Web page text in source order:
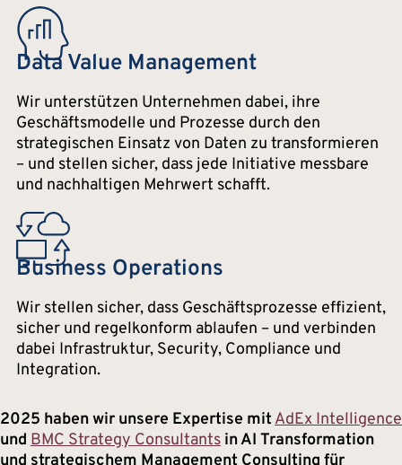
Data Value Management
Wir unterstützen Unternehmen dabei, ihre
Geschäftsmodelle und Prozesse durch den
strategischen Einsatz von Daten zu transformieren
– und stellen sicher, dass jede Initiative messbare
und nachhaltigen Mehrwert schafft.
Business Operations
Wir stellen sicher, dass Geschäftsprozesse effizient,
sicher und regelkonform ablaufen – und verbinden
dabei Infrastruktur, Security, Compliance und
Integration.
2025 haben wir unsere Expertise mitAdEx Intelligence
und BMC Strategy Consultants in AI Transformation